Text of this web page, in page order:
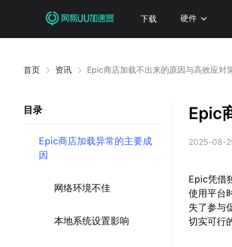
下载 硬件
首页 资讯 Epic商店加载不出来的原因与高效应对
目录
Epic商店加载异常的主要成
因
网络环境不佳
本地系统设置影响
Epic
2025-08-
Epic凭借
使用平台
失了参与
切实可行